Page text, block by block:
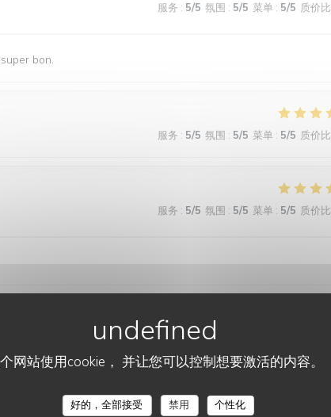
网站使用cookie， 并让您可以控制想要激活的内容。
好的，全部接受 禁用
个性化
服务 : 5/5 氛围 : 5/5 菜单 : 5/5 质价比
bon.
服务 : 5/5 氛围 : 5/5 菜单 : 5/5 质价比
服务 : 5/5 氛围 : 5/5 菜单 : 5/5 质价比
服务 : 5/5 氛围